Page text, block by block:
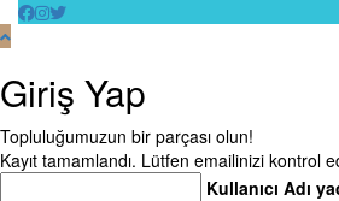
Giriş Yap
Topluluğumuzun bir parçası olun!
Kayıt tamamlandı. Lütfen emailinizi kontrol
Kullanıcı Adı